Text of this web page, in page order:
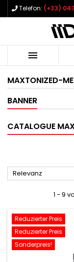
Telefon: (+33)

MAXTONIZED-
BANNER
CATALOGUE
Relevanz
1 - 9
Reduzierter Preis
Reduzierter Preis
Sonderpreis!